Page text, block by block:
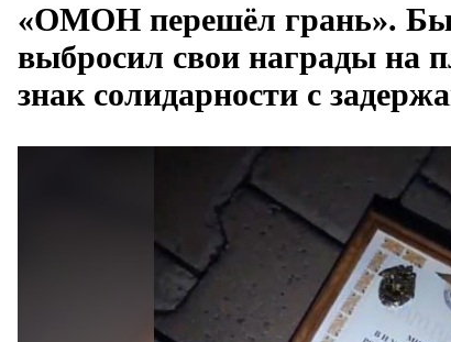
«ОМОН перешёл грань».
выбросил свои награды на
знак солидарности с